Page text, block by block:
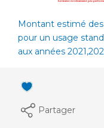
Montant estimé
pour un usage
aux années
Partager